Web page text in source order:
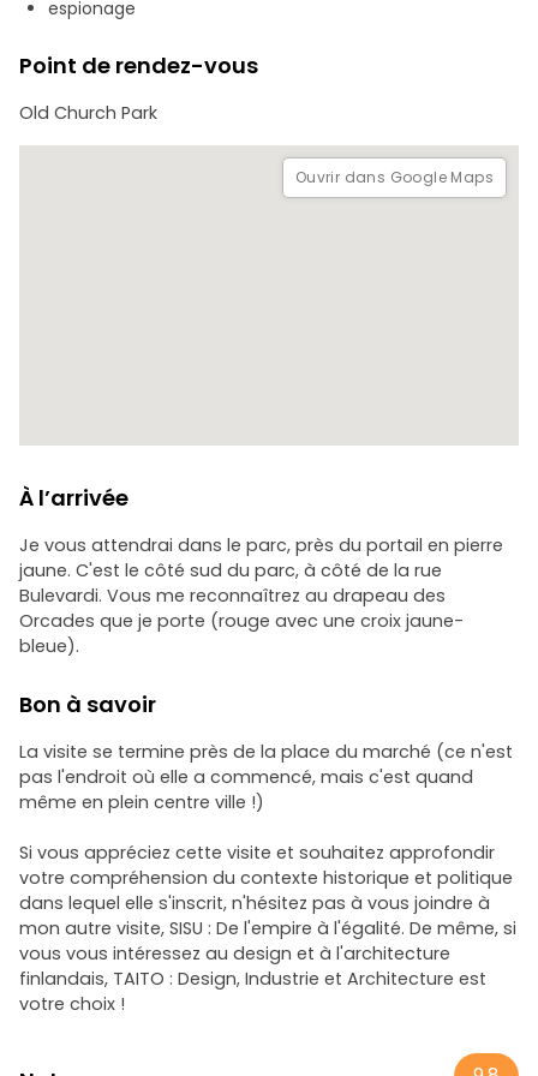
n'avez jamais vu auparavant !
espionage
Point de rendez-vous
Old Church Park
Ouvrir dans Google Maps
À l’arrivée
Je vous attendrai dans le parc, près du portail en pierre
jaune. C'est le côté sud du parc, à côté de la rue
Bulevardi. Vous me reconnaîtrez au drapeau des
Orcades que je porte (rouge avec une croix jaune-
bleue).
Bon à savoir
La visite se termine près de la place du marché (ce n'est
pas l'endroit où elle a commencé, mais c'est quand
même en plein centre ville !)
Si vous appréciez cette visite et souhaitez approfondir
votre compréhension du contexte historique et politique
dans lequel elle s'inscrit, n'hésitez pas à vous joindre à
mon autre visite, SISU : De l'empire à l'égalité. De même, si
vous vous intéressez au design et à l'architecture
finlandais, TAITO : Design, Industrie et Architecture est
votre choix !